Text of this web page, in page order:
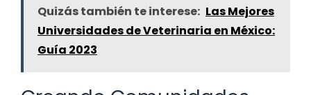
Quizás también te interese: Las Mejores
Universidades de Veterinaria en México:
Guía 2023